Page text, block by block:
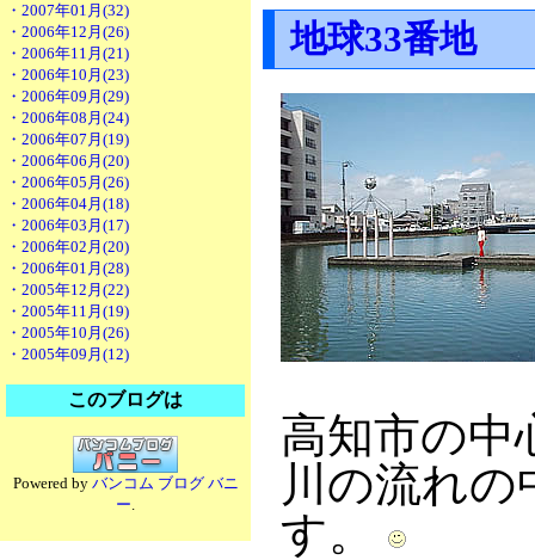
・2007年01月(32)
・2006年12月(26)
・2006年11月(21)
・2006年10月(23)
・2006年09月(29)
・2006年08月(24)
・2006年07月(19)
・2006年06月(20)
・2006年05月(26)
・2006年04月(18)
・2006年03月(17)
・2006年02月(20)
・2006年01月(28)
・2005年12月(22)
・2005年11月(19)
・2005年10月(26)
・2005年09月(12)
このブログは
Powered by バンコム ブログ バニ
ー.
地球33番地
高知市の中
川の流れの
す。